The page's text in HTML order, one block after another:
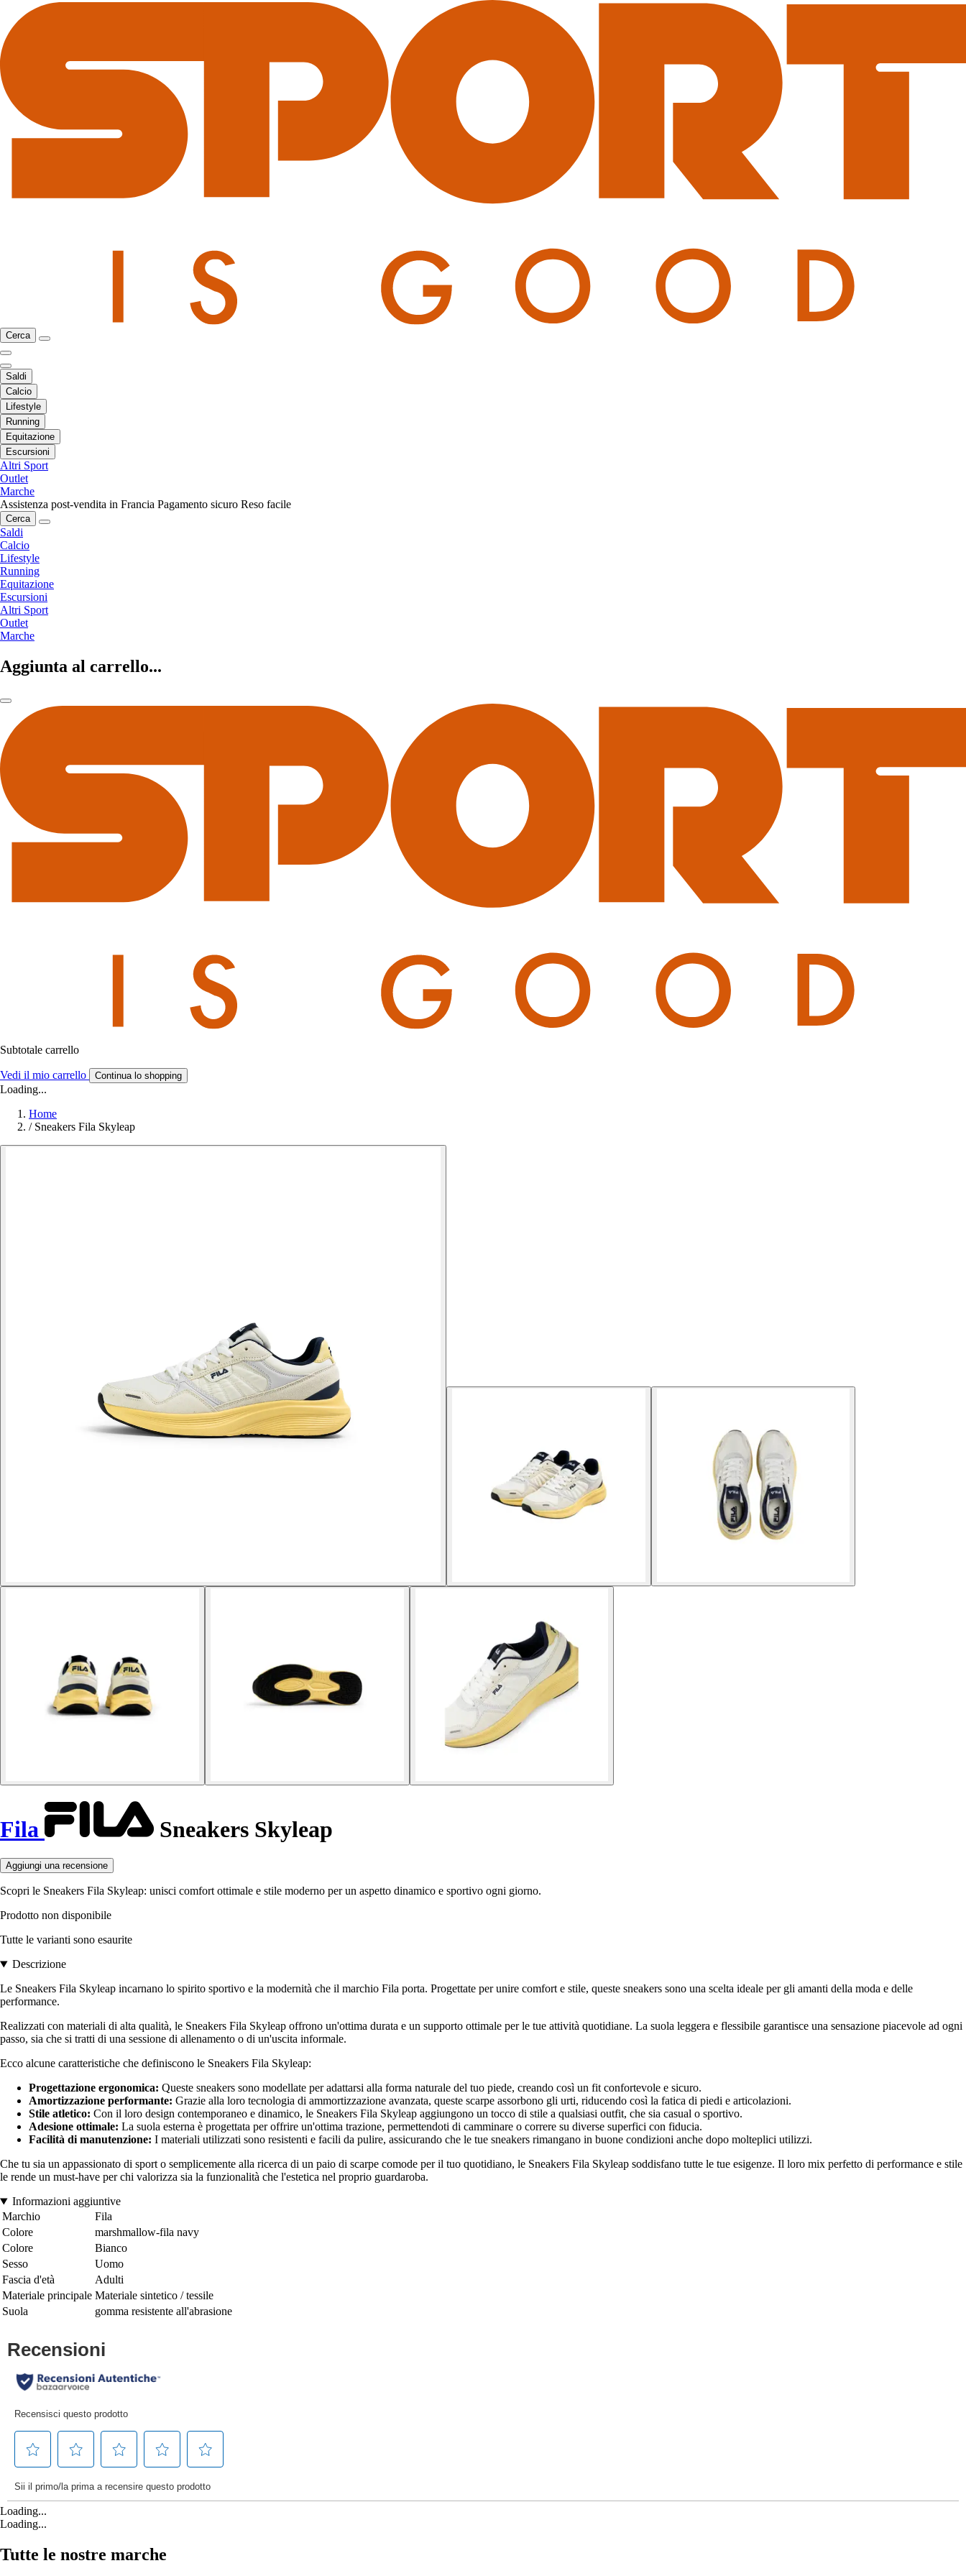
Cerca
Saldi
Calcio
Lifestyle
Running
Equitazione
Escursioni
Altri Sport
Outlet
Marche
Assistenza post-vendita in Francia Pagamento sicuro Reso facile
Cerca
Saldi
Calcio
Lifestyle
Running
Equitazione
Escursioni
Altri Sport
Outlet
Marche
Aggiunta al carrello...
Subtotale carrello
Vedi il mio carrello Continua lo shopping
Loading...
Home
/ Sneakers Fila Skyleap
Fila Sneakers Skyleap
Aggiungi una recensione
Scopri le Sneakers Fila Skyleap: unisci comfort ottimale e stile moderno per un aspetto dinamico e sportivo ogni giorno.
Prodotto non disponibile
Tutte le varianti sono esaurite
Descrizione
Le Sneakers Fila Skyleap incarnano lo spirito sportivo e la modernità che il marchio Fila porta. Progettate per unire comfort e stile, queste sneakers sono una scelta ideale per gli amanti della moda e delle
performance.
Realizzati con materiali di alta qualità, le Sneakers Fila Skyleap offrono un'ottima durata e un supporto ottimale per le tue attività quotidiane. La suola leggera e flessibile garantisce una sensazione piacevole ad ogni
passo, sia che si tratti di una sessione di allenamento o di un'uscita informale.
Ecco alcune caratteristiche che definiscono le Sneakers Fila Skyleap:
Progettazione ergonomica: Queste sneakers sono modellate per adattarsi alla forma naturale del tuo piede, creando così un fit confortevole e sicuro.
Amortizzazione performante: Grazie alla loro tecnologia di ammortizzazione avanzata, queste scarpe assorbono gli urti, riducendo così la fatica di piedi e articolazioni.
Stile atletico: Con il loro design contemporaneo e dinamico, le Sneakers Fila Skyleap aggiungono un tocco di stile a qualsiasi outfit, che sia casual o sportivo.
Adesione ottimale: La suola esterna è progettata per offrire un'ottima trazione, permettendoti di camminare o correre su diverse superfici con fiducia.
Facilità di manutenzione: I materiali utilizzati sono resistenti e facili da pulire, assicurando che le tue sneakers rimangano in buone condizioni anche dopo molteplici utilizzi.
Che tu sia un appassionato di sport o semplicemente alla ricerca di un paio di scarpe comode per il tuo quotidiano, le Sneakers Fila Skyleap soddisfano tutte le tue esigenze. Il loro mix perfetto di performance e stile
le rende un must-have per chi valorizza sia la funzionalità che l'estetica nel proprio guardaroba.
Informazioni aggiuntive
Marchio
Fila
Colore
marshmallow-fila navy
Colore
Bianco
Sesso
Uomo
Fascia d'età
Adulti
Materiale principale Materiale sintetico / tessile
Suola
gomma resistente all'abrasione
Loading...
Loading...
Tutte le nostre marche